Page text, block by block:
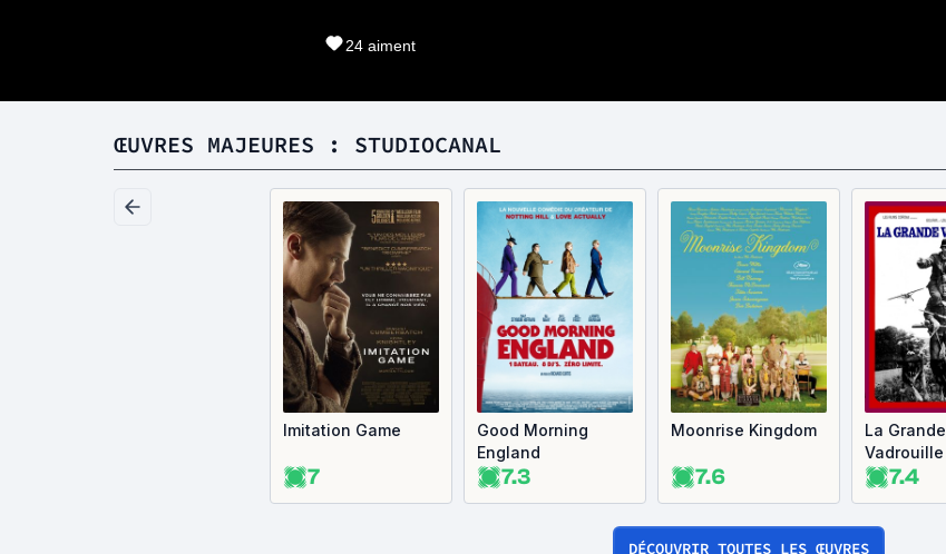
24 aiment
ŒUVRES MAJEURES : STUDIOCANAL
Imitation Game
7
Good Morning
England
7.3
Moonrise Kingdom
7.6
La Grande
Vadrouille
7.4
DÉCOUVRIR TOUTES LES ŒUVRES